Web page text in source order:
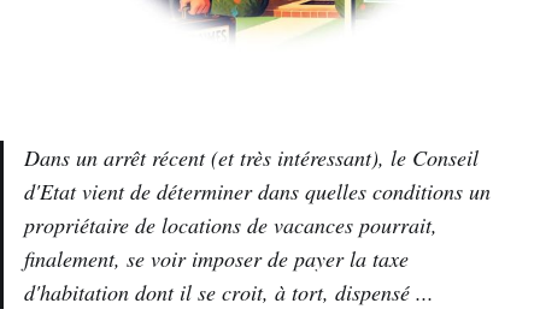
Dans un arrêt récent (et très intéressant), le Conseil
d'Etat vient de déterminer dans quelles conditions un
propriétaire de locations de vacances pourrait,
finalement, se voir imposer de payer la taxe
d'habitation dont il se croit, à tort, dispensé ...